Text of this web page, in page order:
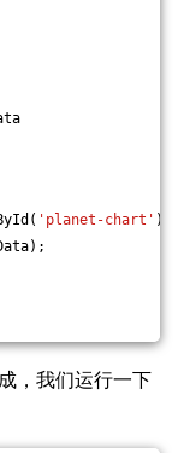
'planet-chart' );
，我们运行一下